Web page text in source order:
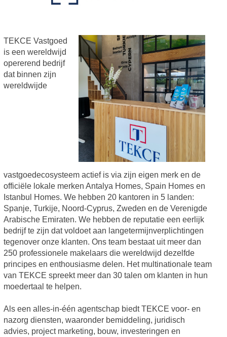
TEKCE Vastgoed
is een wereldwijd
opererend bedrijf
dat binnen zijn
wereldwijde
vastgoedecosysteem actief is via zijn eigen merk en de
officiële lokale merken Antalya Homes, Spain Homes en
Istanbul Homes. We hebben 20 kantoren in 5 landen:
Spanje, Turkije, Noord-Cyprus, Zweden en de Verenigde
Arabische Emiraten. We hebben de reputatie een eerlijk
bedrijf te zijn dat voldoet aan langetermijnverplichtingen
tegenover onze klanten. Ons team bestaat uit meer dan
250 professionele makelaars die wereldwijd dezelfde
principes en enthousiasme delen. Het multinationale team
van TEKCE spreekt meer dan 30 talen om klanten in hun
moedertaal te helpen.
Als een alles-in-één agentschap biedt TEKCE voor- en
nazorg diensten, waaronder bemiddeling, juridisch
advies, project marketing, bouw, investeringen en